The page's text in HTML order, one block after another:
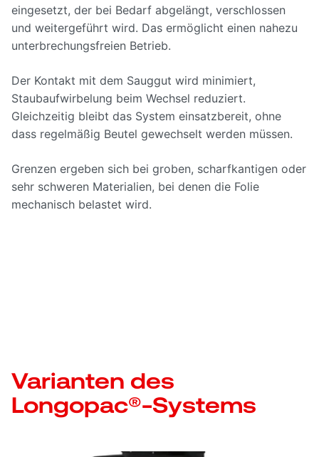
eingesetzt, der bei Bedarf abgelängt, verschlossen
und weitergeführt wird. Das ermöglicht einen nahezu
unterbrechungsfreien Betrieb.
Der Kontakt mit dem Sauggut wird minimiert,
Staubaufwirbelung beim Wechsel reduziert.
Gleichzeitig bleibt das System einsatzbereit, ohne
dass regelmäßig Beutel gewechselt werden müssen.
Grenzen ergeben sich bei groben, scharfkantigen oder
sehr schweren Materialien, bei denen die Folie
mechanisch belastet wird.
Varianten des
Longopac®-Systems